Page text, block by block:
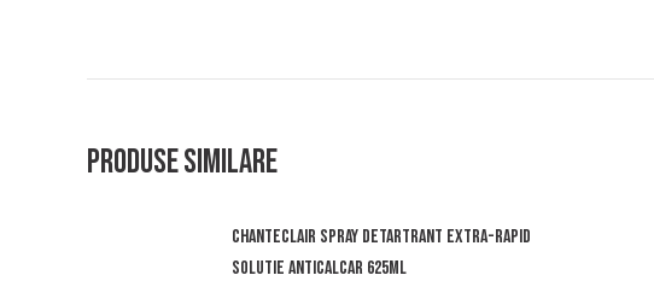
Produse similare
Chanteclair spray detartrant extra-rapid
solutie anticalcar 625ml